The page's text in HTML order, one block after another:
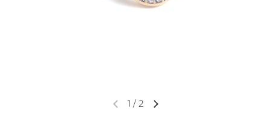
1 / 2